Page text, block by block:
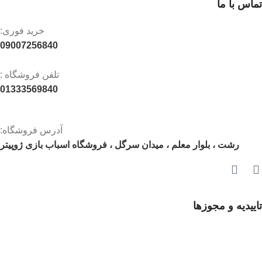
تماس با ما
خرید فوری:
09007256840
تلفن فروشگاه :
01333569840
آدرس فروشگاه:
رشت ، بلوار معلم ، میدان سرگل ، فروشگاه اسباب بازی ژوپیتر
تاییدیه و مجوزها